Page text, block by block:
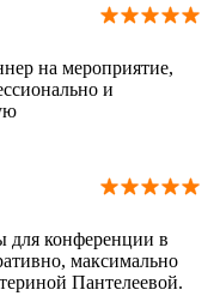
на мероприятие,
и
для конференции в
максимально
Пантелеевой.